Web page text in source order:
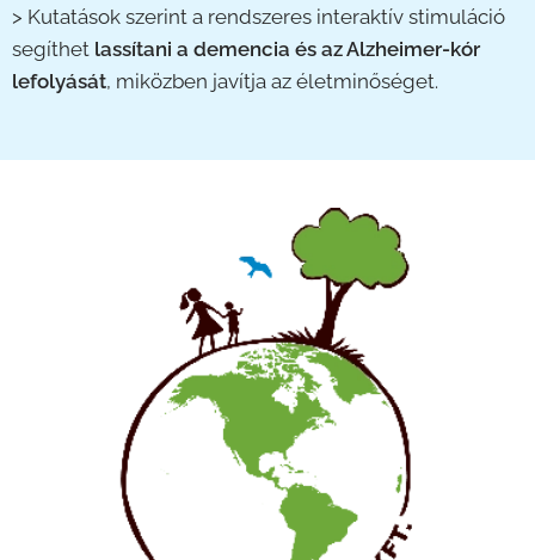
> Kutatások szerint a rendszeres interaktív stimuláció
segíthet lassítani a demencia és az Alzheimer-kór
lefolyását, miközben javítja az életminőséget.